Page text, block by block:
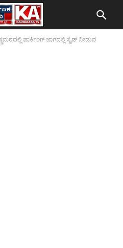
ಪಾರ್ಕಿಂಗ್ ಜಾಗದಲ್ಲಿ ಸೈಡ್ ನೀಡುವ